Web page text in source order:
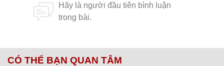
CÓ THỂ BẠN QUAN TÂM